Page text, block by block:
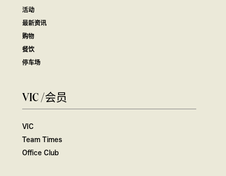
活动
最新资讯
购物
餐饮
停车场
VIC /会员
VIC
Team Times
Office Club